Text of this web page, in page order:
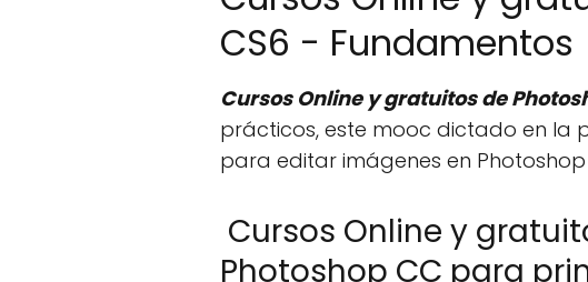
CS6 - Fundamentos
Cursos Online y gratuitos de
prácticos, este mooc dictado en la
para editar imágenes en Photoshop
Cursos Online y
Photoshop CC para